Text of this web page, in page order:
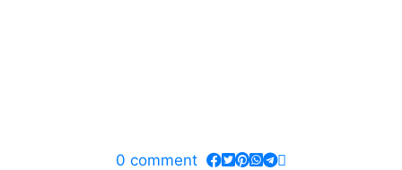
0 comment